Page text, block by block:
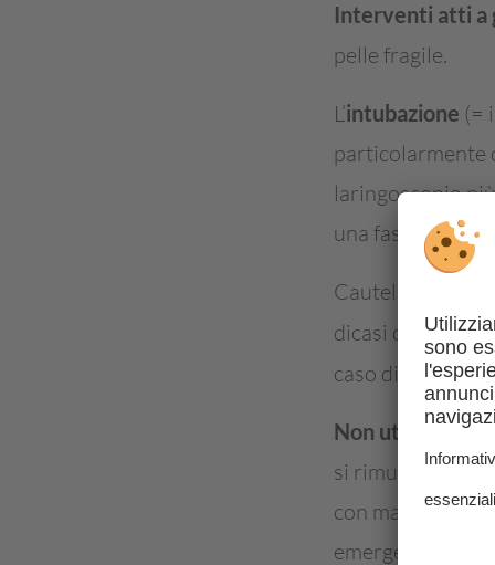
Interventi atti a
pelle fragile.
L’intubazione (=
particolarmente
laringoscopio
una fascia di
Cautela: in sede
dicasi quando
caso di
indagini
Non utilizzare
si rimuove il
con materiali
emergenza si